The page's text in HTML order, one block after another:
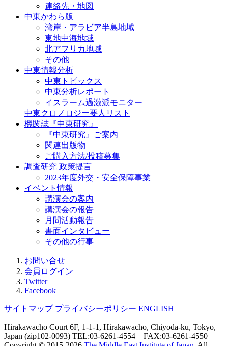
連絡先・地図
中東かわら版
湾岸・アラビア半島地域
東地中海地域
北アフリカ地域
その他
中東情報分析
中東トピックス
中東分析レポート
イスラーム過激派モニター
中東クロノロジー要人リスト
機関誌『中東研究』
『中東研究』ご案内
関連出版物
ご購入方法/投稿募集
調査研究 政策提言
2023年度外交・安全保障事業
イベント情報
講演会の案内
講演会の報告
月間活動報告
書面インタビュー
その他の行事
お問い合せ
会員ログイン
Twitter
Facebook
サイトマップ プライバシーポリシー ENGLISH
Hirakawacho Court 6F, 1-1-1, Hirakawacho, Chiyoda-ku, Tokyo,
Japan (zip102-0093) TEL:03-6261-4554 FAX:03-6261-4550